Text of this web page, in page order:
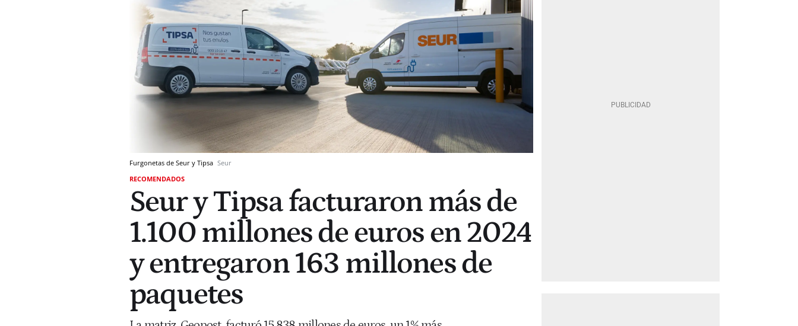
Furgonetas de Seur y Tipsa Seur
RECOMENDADOS
Seur y Tipsa facturaron más de
1.100 millones de euros en 2024
y entregaron 163 millones de
paquetes